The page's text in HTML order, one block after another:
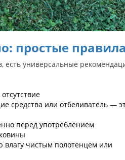
простые
есть универсальные
средства или отбеливатель —
перед употреблением
чистым полотенцем или